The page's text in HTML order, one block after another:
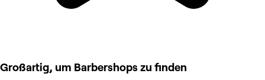
Großartig, um Barbershops zu finden